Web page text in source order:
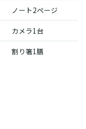
ノート2ページ
カメラ1台
割り箸1膳